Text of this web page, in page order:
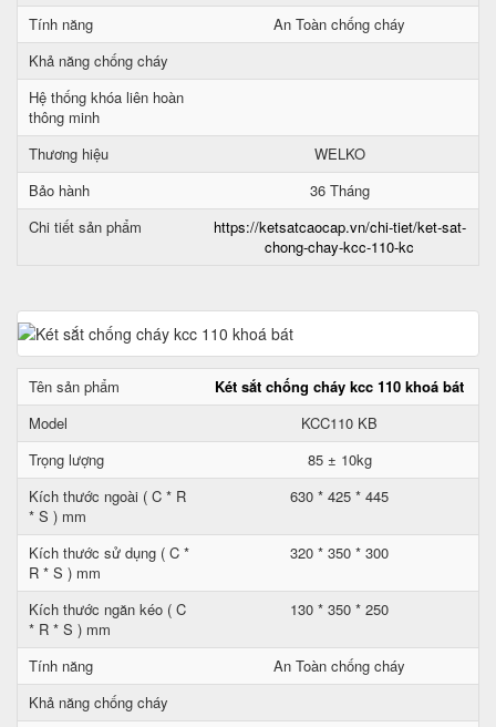
Tính năng
An Toàn chống cháy
Khả năng chống cháy
Hệ thống khóa liên hoàn
thông minh
Thương hiệu
WELKO
Bảo hành
36 Tháng
Chi tiết sản phẩm
https://ketsatcaocap.vn/chi-tiet/ket-sat-
chong-chay-kcc-110-kc
Tên sản phẩm
Két sắt chống cháy kcc 110 khoá bát
Model
KCC110 KB
Trọng lượng
85 ± 10kg
Kích thước ngoài ( C * R
* S ) mm
630 * 425 * 445
Kích thước sử dụng ( C *
R * S ) mm
320 * 350 * 300
Kích thước ngăn kéo ( C
* R * S ) mm
130 * 350 * 250
Tính năng
An Toàn chống cháy
Khả năng chống cháy